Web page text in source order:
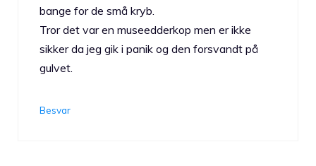
bange for de små kryb.
Tror det var en museedderkop men er ikke
sikker da jeg gik i panik og den forsvandt på
gulvet.
Besvar